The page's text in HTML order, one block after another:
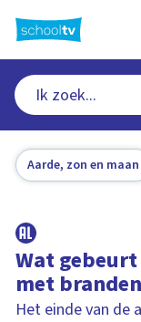
naar
hoofdinhoud
Aarde, zon en maan
Wat
met
Het einde van de